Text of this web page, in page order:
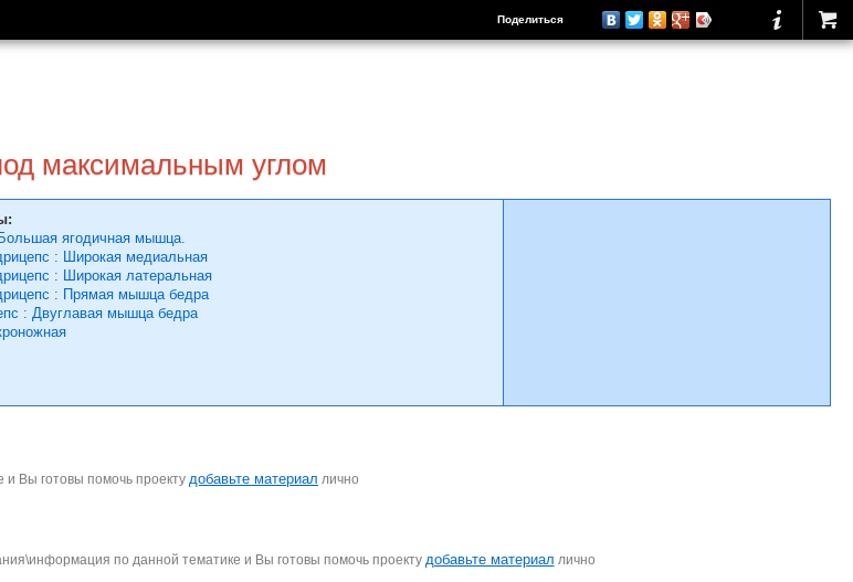
Поделиться
максимальным углом
Большая ягодичная мышца.
: Широкая медиальная
: Широкая латеральная
: Прямая мышца бедра
: Двуглавая мышца бедра
Вы готовы помочь проекту добавьте материал лично
по данной тематике и Вы готовы помочь проекту добавьте материал лично